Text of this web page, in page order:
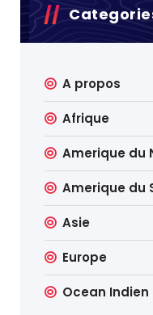
A propos
Afrique
Amerique du
Amerique du
Asie
Europe
Ocean Indien